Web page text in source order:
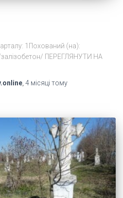
1Похований (на):
залізобетон/ ПЕРЕГЛЯНУТИ НА
, 4 місяці тому